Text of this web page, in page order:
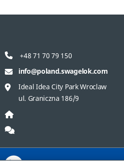
+48 71 70 79 150
info@poland.swagelok.com
Ideal Idea City Park Wroclaw
ul. Graniczna 186/9